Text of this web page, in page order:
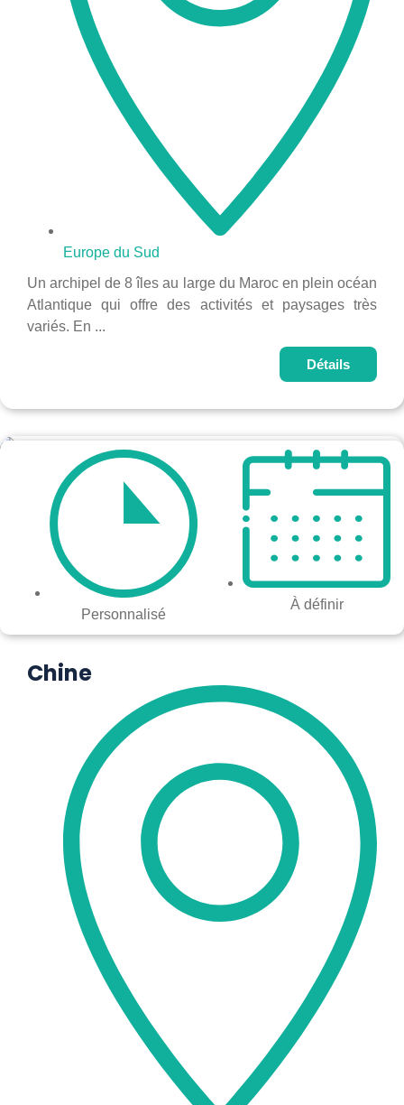
Europe du Sud
Un archipel de 8 îles au large du Maroc en plein océan
Atlantique qui offre des activités et paysages très
variés. En ...
Détails
Personnalisé
À définir
Chine